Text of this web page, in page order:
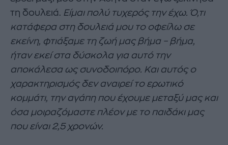
τη δουλειά. Είμαι πολύ τυχερός την έχω. Ό,τι
κατάφερα στη δουλειά μου το οφείλω σε
εκείνη, φτιάξαμε τη ζωή μας βήμα – βήμα,
ήταν εκεί στα δύσκολα για αυτό την
αποκάλεσα ως συνοδοιπόρο. Και αυτός ο
χαρακτηρισμός δεν αναιρεί το ερωτικό
κομμάτι, την αγάπη που έχουμε μεταξύ μας και
όσα μοιραζόμαστε πλέον με το παιδάκι μας
που είναι 2,5 χρονών.